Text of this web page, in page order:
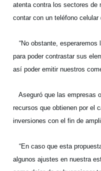
atenta contra los sectores de
contar con un teléfono celular
“No obstante, esperaremos
para poder contrastar sus
así poder emitir nuestros
Aseguró que las empresas
recursos que obtienen por el
inversiones con el fin de
“En caso que esta
algunos ajustes en nuestra